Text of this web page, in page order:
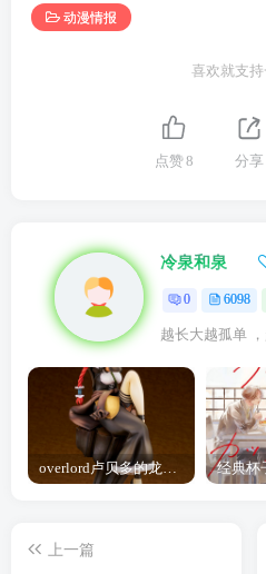
动漫情报
喜欢就支
点赞8 分享
冷泉和泉
0 6098
越长大越孤单
overlord卢贝多的龙王谁厉害 「Overlord」露普斯蕾琪娜·贝塔手办开订
上一篇